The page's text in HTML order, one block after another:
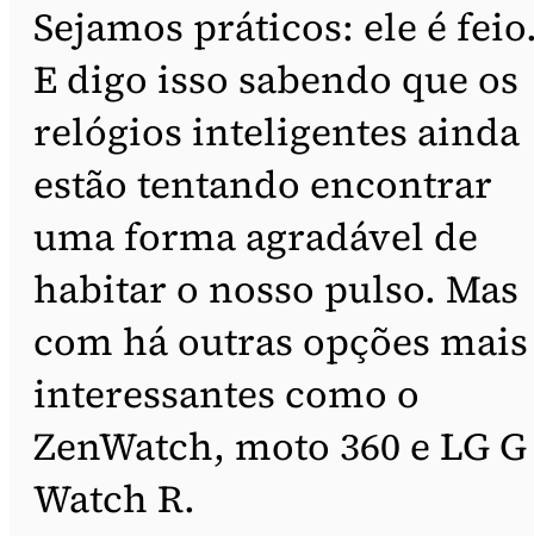
Sejamos práticos: ele é
E digo isso sabendo que os
relógios inteligentes ainda
estão tentando encontrar
uma forma agradável de
habitar o nosso pulso. Mas
com há outras opções mais
interessantes como o
ZenWatch, moto 360 e LG G
Watch R.